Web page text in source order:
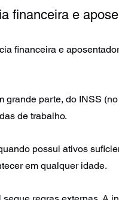
financeira e
financeira e
grande parte, do INSS
de trabalho.
possui ativos
em qualquer idade.